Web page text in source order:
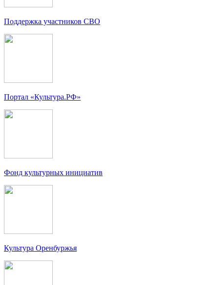
Поддержка участников СВО
Портал «Культура.РФ»
Фонд культурных инициатив
Культура Оренбуржья